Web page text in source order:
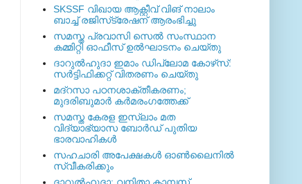
SKSSF വിഖായ ആക്റ്റീവ് വിങ് നാലാം
ബാച്ച് രജിസ്‌ട്രേഷന് ആരംഭിച്ചു
സമസ്ത പ്രവാസി സെല്‍ സംസ്ഥാന
കമ്മിറ്റി ഓഫീസ് ഉല്‍ഘാടനം ചെയ്തു
ദാറുല്‍ഹുദാ ഇമാം ഡിപ്ലോമ കോഴ്‌സ്:
സര്‍ട്ടിഫിക്കറ്റ് വിതരണം ചെയ്തു
മദ്‌റസാ പഠനശാക്തീകരണം;
മുദരിബുമാര്‍ കര്‍മരംഗത്തേക്ക്
സമസ്ത കേരള ഇസ്ലാം മത
വിദ്യാഭ്യാസ ബോര്‍ഡ് പുതിയ
ഭാരവാഹികള്‍
സഹചാരി അപേക്ഷകൾ ഓൺലൈനിൽ
സ്വീകരിക്കും